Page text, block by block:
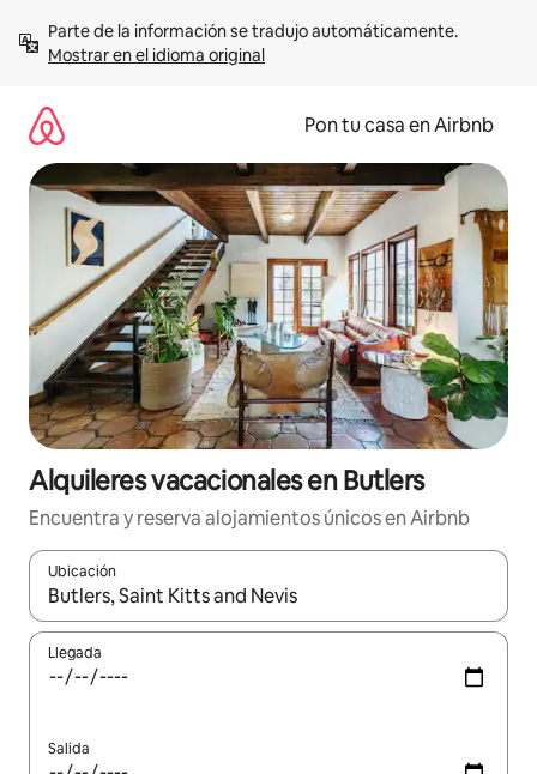
contenidoMostrar en el idioma original
Pon tu casa en Airbnb
Alquileres vacacionales en Butlers
Encuentra y reserva alojamientos únicos en Airbnb
Ubicación
Cuando los resultados estén disponibles, navega con las
Llegada
Salida